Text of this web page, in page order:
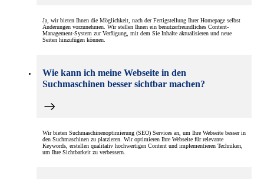
Ja, wir bieten Ihnen die Möglichkeit, nach der Fertigstellung Ihrer Homepage selbst
Änderungen vorzunehmen. Wir stellen Ihnen ein benutzerfreundliches Content-
Management-System zur Verfügung, mit dem Sie Inhalte aktualisieren und neue
Seiten hinzufügen können.
Wie kann ich meine Webseite in den
Suchmaschinen besser sichtbar machen?
Wir bieten Suchmaschinenoptimierung (SEO) Services an, um Ihre Webseite besser in
den Suchmaschinen zu platzieren. Wir optimieren Ihre Webseite für relevante
Keywords, erstellen qualitativ hochwertigen Content und implementieren Techniken,
um Ihre Sichtbarkeit zu verbessern.